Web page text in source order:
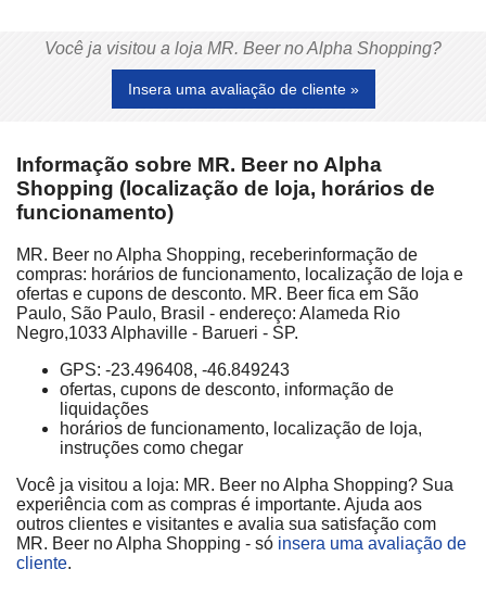
Você ja visitou a loja MR. Beer no Alpha Shopping?
Insera uma avaliação de cliente »
Informação sobre MR. Beer no Alpha
Shopping (localização de loja, horários de
funcionamento)
MR. Beer no Alpha Shopping, receberinformação de
compras: horários de funcionamento, localização de loja e
ofertas e cupons de desconto. MR. Beer fica em São
Paulo, São Paulo, Brasil - endereço: Alameda Rio
Negro,1033 Alphaville - Barueri - SP.
GPS: -23.496408, -46.849243
ofertas, cupons de desconto, informação de
liquidações
horários de funcionamento, localização de loja,
instruções como chegar
Você ja visitou a loja: MR. Beer no Alpha Shopping? Sua
experiência com as compras é importante. Ajuda aos
outros clientes e visitantes e avalia sua satisfação com
MR. Beer no Alpha Shopping - só insera uma avaliação de
cliente.